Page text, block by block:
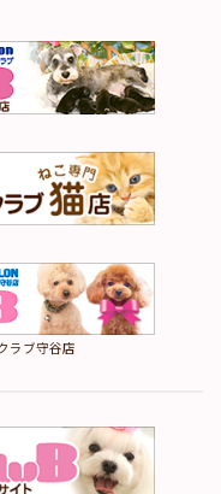
ラブ守谷店